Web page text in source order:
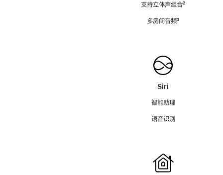
支持立体声组合脚
²
多房间音频脚
³
Siri
智能助理
语音识别